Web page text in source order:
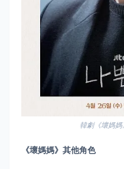
韓劇《壞媽
《壞媽媽》 其他角色